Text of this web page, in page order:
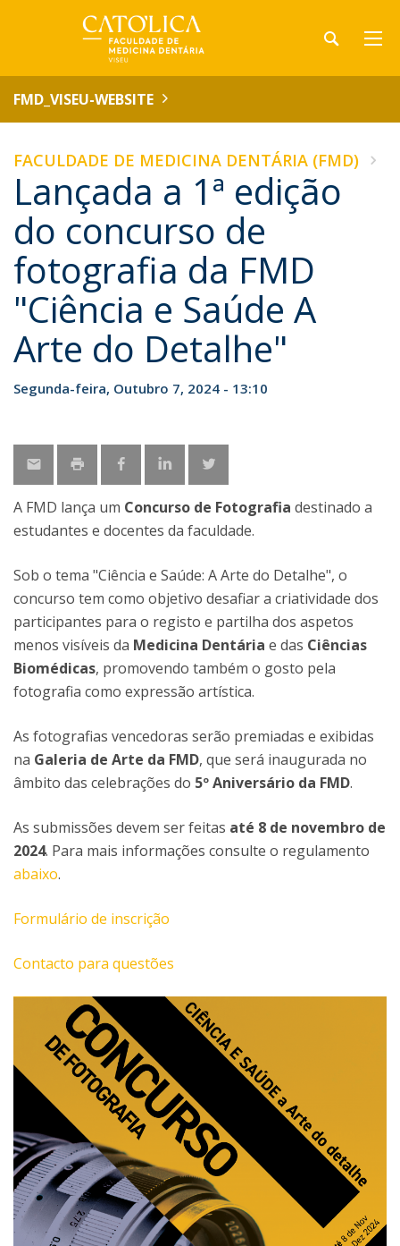
FMD_VISEU-WEBSITE
FACULDADE DE MEDICINA DENTÁRIA (FMD)
Lançada a 1ª edição
do concurso de
fotografia da FMD
"Ciência e Saúde A
Arte do Detalhe"
Segunda-feira, Outubro 7, 2024 - 13:10
A FMD lança um Concurso de Fotografia destinado a
estudantes e docentes da faculdade.
Sob o tema "Ciência e Saúde: A Arte do Detalhe", o
concurso tem como objetivo desafiar a criatividade dos
participantes para o registo e partilha dos aspetos
menos visíveis da Medicina Dentária e das Ciências
Biomédicas, promovendo também o gosto pela
fotografia como expressão artística.
As fotografias vencedoras serão premiadas e exibidas
na Galeria de Arte da FMD, que será inaugurada no
âmbito das celebrações do 5º Aniversário da FMD.
As submissões devem ser feitas até 8 de novembro de
2024. Para mais informações consulte o regulamento
abaixo.
Formulário de inscrição
Contacto para questões